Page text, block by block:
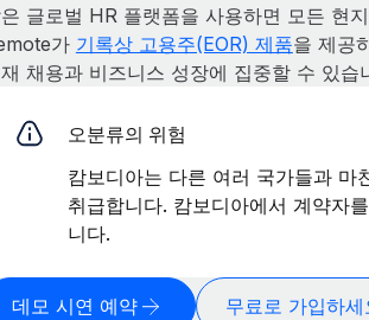
글로벌 HR 플랫폼을 사용하면 모든 현
가 기록상 고용주(EOR) 제품을 제공
채용과 비즈니스 성장에 집중할 수 있습
오분류의 위험
캄보디아는 다른 여러 국가들과 마
취급합니다. 캄보디아에서 계약자
니다.
데모 시연 예약 무료로 가입하세